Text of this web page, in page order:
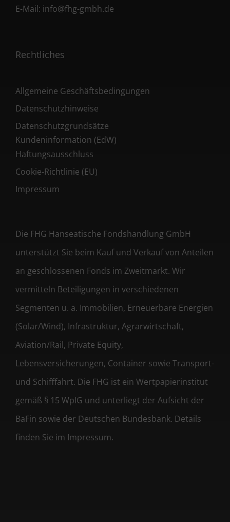
E-Mail: info@fhg-gmbh.de
Rechtliches
Allgemeine Geschäftsbedingungen
Datenschutzhinweise
Datenschutzgrundsätze
Kundeninformation (EdW)
Haftungsausschluss
Cookie-Richtlinie (EU)
Impressum
Die FHG Hanseatische Fondshandlung GmbH
unterstützt Sie beim Kauf und Verkauf von Anteilen
an geschlossenen Fonds im Zweitmarkt. Wir
vermitteln Beteiligungen in verschiedenen
Segmenten u. a. Immobilien, Erneuerbare Energien
(Solar/Wind), Infrastruktur, Agrarwirtschaft,
Aviation/Rail, Private Equity,
Lebensversicherungen, Container sowie Transport-
und Schifffahrt. Die FHG ist ein Wertpapierinstitut
gemäß § 15 WpIG und unterliegt der Aufsicht der
BaFin sowie der Deutschen Bundesbank. Details
finden Sie im Impressum.